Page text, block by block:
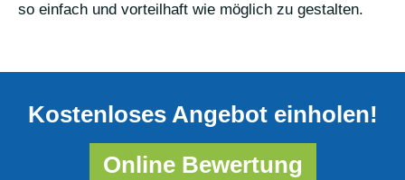
so einfach und vorteilhaft wie möglich zu gestalten.
Kostenloses Angebot einholen!
Online Bewertung